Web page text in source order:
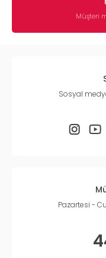
Müşteri
Sosyal
Pazartesi -